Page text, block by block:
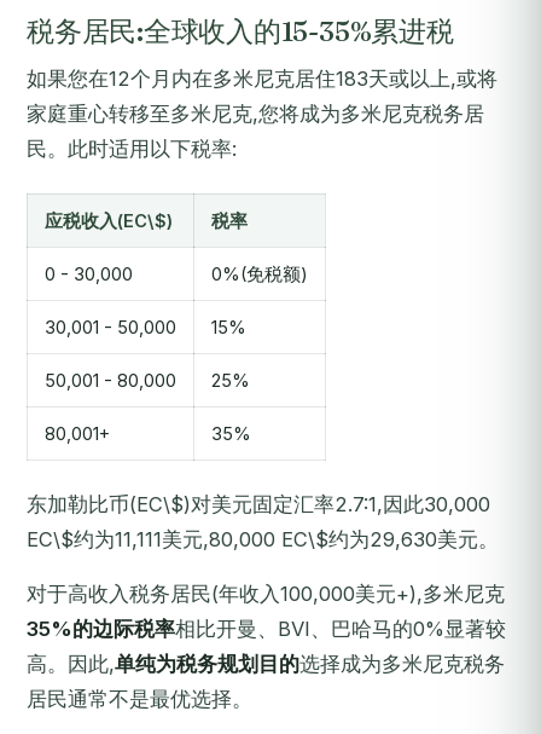
税务居民:全球收入的15-35%累进税
如果您在12个月内在多米尼克居住183天或以上,或将
家庭重心转移至多米尼克,您将成为多米尼克税务居
民。此时适用以下税率:
应税收入(EC\$) 税率
0 - 30,000 0%(免税额)
30,001 - 50,000 15%
50,001 - 80,000 25%
80,001+ 35%
东加勒比币(EC\$)对美元固定汇率2.7:1,因此30,000
EC\$约为11,111美元,80,000 EC\$约为29,630美元。
对于高收入税务居民(年收入100,000美元+),多米尼克
35%的边际税率相比开曼、BVI、巴哈马的0%显著较
高。因此,单纯为税务规划目的选择成为多米尼克税务
居民通常不是最优选择。